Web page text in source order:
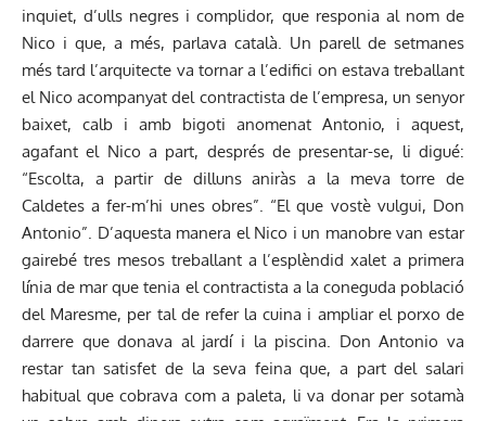
inquiet, d’ulls negres i complidor, que responia al nom de
Nico i que, a més, parlava català. Un parell de setmanes
més tard l’arquitecte va tornar a l’edifici on estava treballant
el Nico acompanyat del contractista de l’empresa, un senyor
baixet, calb i amb bigoti anomenat Antonio, i aquest,
agafant el Nico a part, després de presentar-se, li digué:
“Escolta, a partir de dilluns aniràs a la meva torre de
Caldetes a fer-m’hi unes obres”. “El que vostè vulgui, Don
Antonio”. D’aquesta manera el Nico i un manobre van estar
gairebé tres mesos treballant a l’esplèndid xalet a primera
línia de mar que tenia el contractista a la coneguda població
del Maresme, per tal de refer la cuina i ampliar el porxo de
darrere que donava al jardí i la piscina. Don Antonio va
restar tan satisfet de la seva feina que, a part del salari
habitual que cobrava com a paleta, li va donar per sotamà